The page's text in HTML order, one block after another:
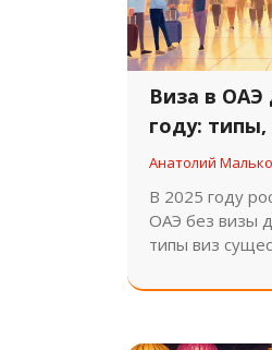
Виза в ОАЭ
году: типы,
для
Анатолий Малько
В 2025 году
ОАЭ без визы
типы виз
штрафов. Всё